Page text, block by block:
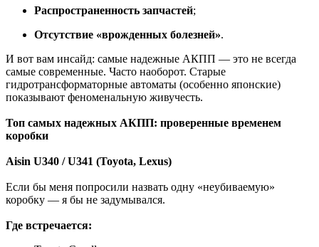
Распространенность запчастей;
Отсутствие «врожденных болезней».
И вот вам инсайд: самые надежные АКПП — это не всегда
самые современные. Часто наоборот. Старые
гидротрансформаторные автоматы (особенно японские)
показывают феноменальную живучесть.
Топ самых надежных АКПП: проверенные временем
коробки
Aisin U340 / U341 (Toyota, Lexus)
Если бы меня попросили назвать одну «неубиваемую»
коробку — я бы не задумывался.
Где встречается: